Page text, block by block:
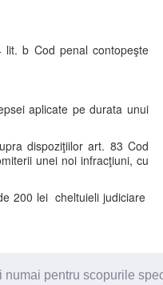
pentru scopurile
b Cod penal contopeşte
aplicate pe durata unui
dispoziţiilor art. 83 Cod
unei noi infracţiuni, cu
200 lei cheltuieli judiciare